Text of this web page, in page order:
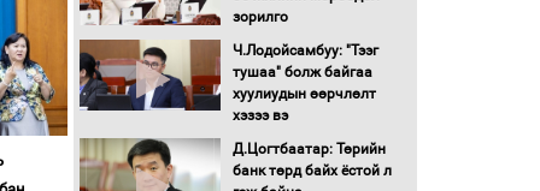
горимд шилжиж, найр
наадам, зөвлөгөөн,
гадаад томилолтыг
хориглолоо
Сайд нар төсвөө хэрхэн
зорилго
Ч.Лодойсамбуу: "Тээг
тушаа" болж байгаа
хуулиудын өөрчлөлт
хэзээ вэ
Д.Цогтбаатар: Төрийн
банк төрд байх ёстой л